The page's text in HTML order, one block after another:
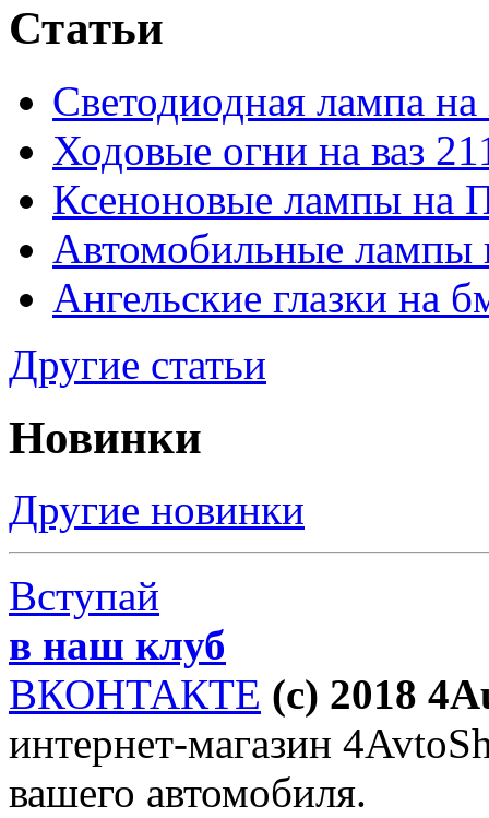
Статьи
Светодиодная лампа
Ходовые огни на ваз
Ксеноновые лампы на
Автомобильные лампы
Ангельские глазки на
Другие статьи
Новинки
Другие новинки
Вступай
в наш клуб
ВКОНТАКТЕ (c) 2018
интернет-магазин
вашего автомобиля.